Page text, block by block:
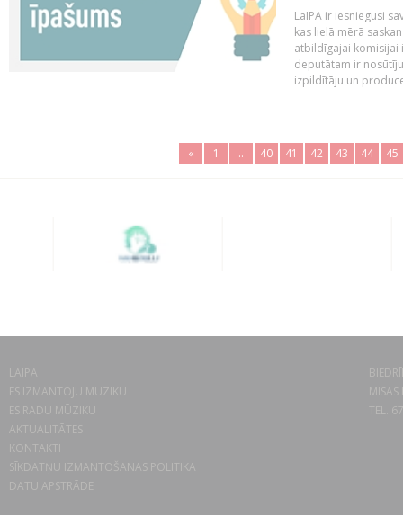
LaIPA ir iesniegusi
kas lielā mērā
atbildīgajai komisijai
deputātam ir
izpildītāju un
« 1 .. 40 41 42 43 44 45
LAIPA
ES IZMANTOJU MŪZIKU
ES RADU MŪZIKU
AKTUALITĀTES
KONTAKTI
SĪKDATŅU IZMANTOŠANAS POLITIKA
DATU APSTRĀDE
TEL.